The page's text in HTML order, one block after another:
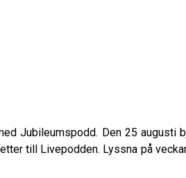
Jubileumspodd. Den 25 augusti
till Livepodden. Lyssna på